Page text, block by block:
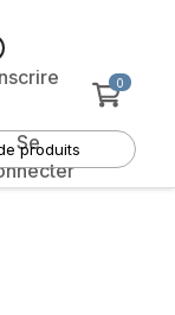
Se
0